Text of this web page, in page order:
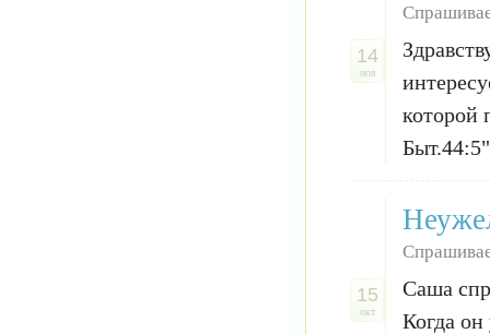
14
ноя
которой
15
окт
Саша
Когда